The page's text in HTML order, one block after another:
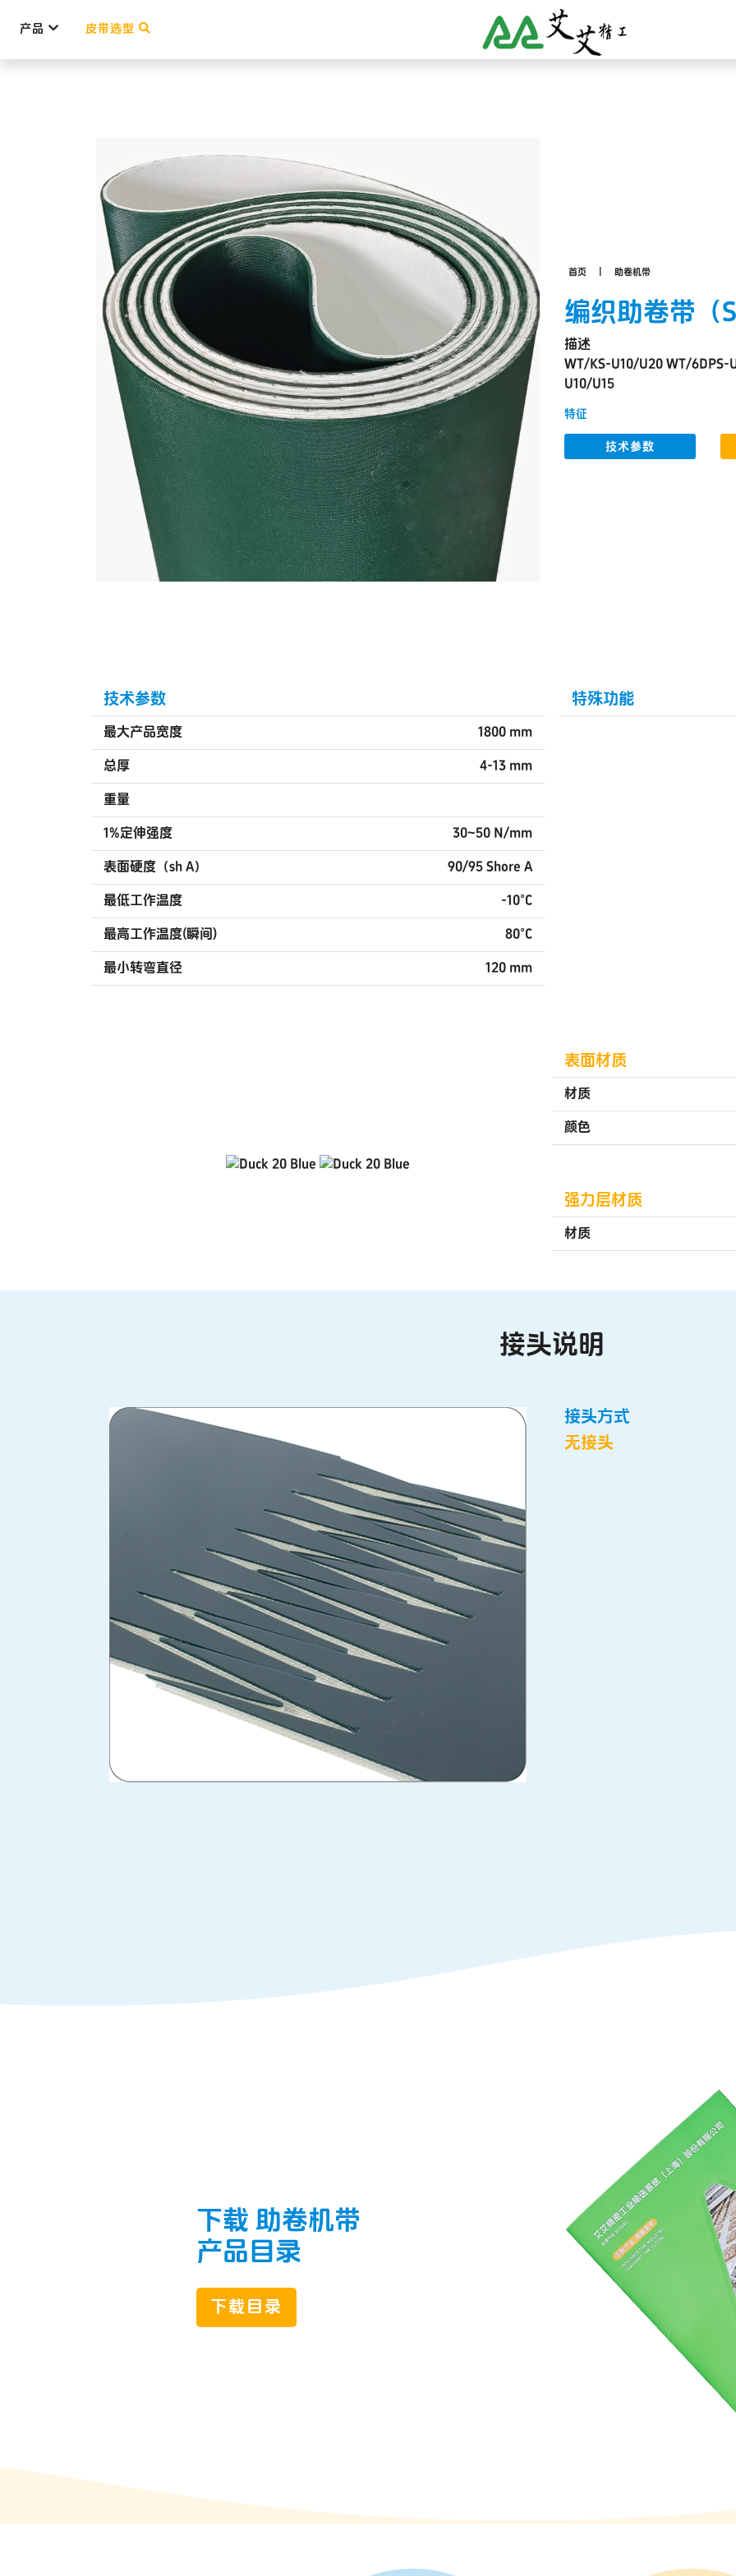
产品 皮带选型
首页 助卷机带
编织助卷带（
描述
WT/KS-U10/U20 WT/6DPS-
U10/U15
特征
技术参数
技术参数
最大产品宽度 1800 mm
总厚 4-13 mm
重量
1%定伸强度 30~50 N/mm
表面硬度（sh A） 90/95 Shore A
最低工作温度 -10°C
最高工作温度(瞬间) 80°C
最小转弯直径 120 mm
特殊功能
表面材质
材质
颜色
强力层材质
材质
接头说明
接头方式
无接头
下载 助卷机带
产品目录
下载目录